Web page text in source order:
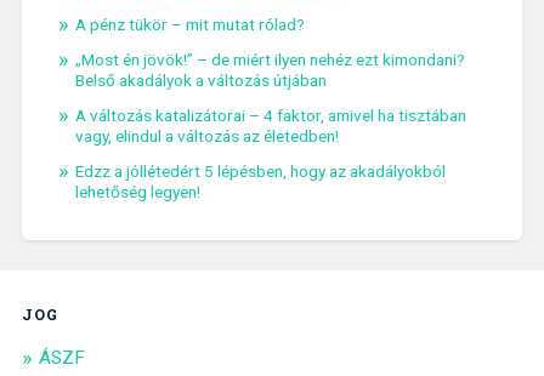
A pénz tükör – mit mutat rólad?
„Most én jövök!” – de miért ilyen nehéz ezt kimondani?
Belső akadályok a változás útjában
A változás katalizátorai – 4 faktor, amivel ha tisztában
vagy, elindul a változás az életedben!
Edzz a jóllétedért 5 lépésben, hogy az akadályokból
lehetőség legyen!
JOG
ÁSZF